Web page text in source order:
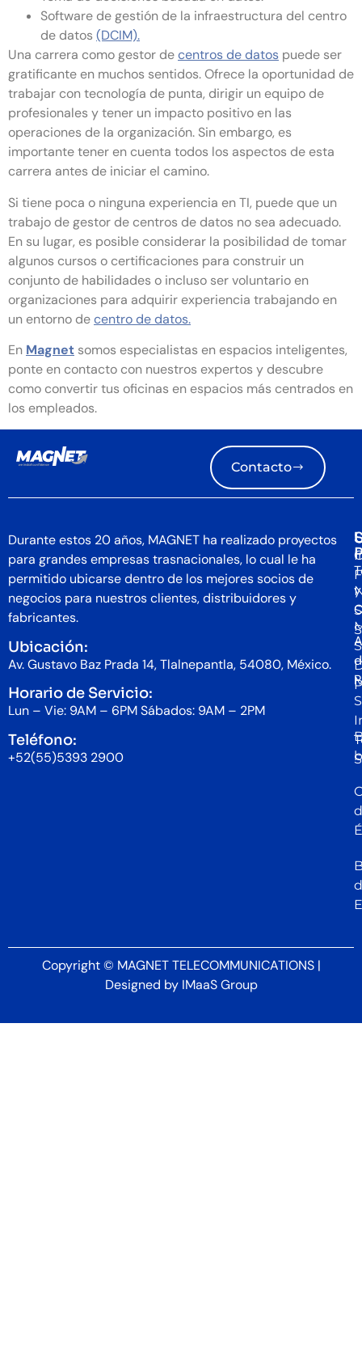
Software de gestión de la infraestructura del centro
de datos(DCIM).
Una carrera como gestor decentros de datos puede ser
gratificante en muchos sentidos. Ofrece la oportunidad de
trabajar con tecnología de punta, dirigir un equipo de
profesionales y tener un impacto positivo en las
operaciones de la organización. Sin embargo, es
importante tener en cuenta todos los aspectos de esta
carrera antes de iniciar el camino.
Si tiene poca o ninguna experiencia en TI, puede que un
trabajo de gestor de centros de datos no sea adecuado.
En su lugar, es posible considerar la posibilidad de tomar
algunos cursos o certificaciones para construir un
conjunto de habilidades o incluso ser voluntario en
organizaciones para adquirir experiencia trabajando en
un entorno decentro de datos.
En Magnet somos especialistas en espacios inteligentes,
ponte en contacto con nuestros expertos y descubre
como convertir tus oficinas en espacios más centrados en
los empleados.
Contacto
Durante estos 20 años, MAGNET ha realizado proyectos
para grandes empresas trasnacionales, lo cual le ha
permitido ubicarse dentro de los mejores socios de
negocios para nuestros clientes, distribuidores y
fabricantes.
Ubicación:
Av. Gustavo Baz Prada 14, Tlalnepantla, 54080, México.
Horario de Servicio:
Lun – Vie: 9AM – 6PM Sábados: 9AM – 2PM
Teléfono:
+52(55)5393 2900
y
Copyright © MAGNET TELECOMMUNICATIONS |
Designed by IMaaS Group